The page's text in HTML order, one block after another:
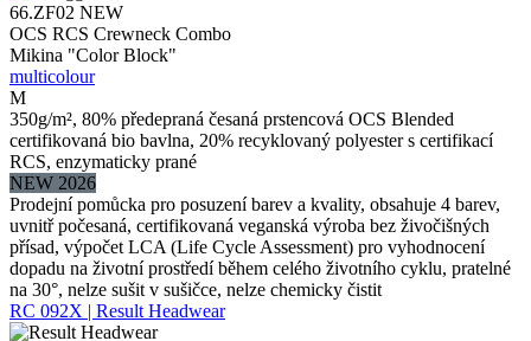
66.ZF02 NEW
OCS RCS Crewneck Combo
Mikina "Color Block"
multicolour
M
350g/m², 80% předepraná česaná prstencová OCS Blended
certifikovaná bio bavlna, 20% recyklovaný polyester s certifikací
RCS, enzymaticky prané
NEW 2026
Prodejní pomůcka pro posuzení barev a kvality, obsahuje 4 barev,
uvnitř počesaná, certifikovaná veganská výroba bez živočišných
přísad, výpočet LCA (Life Cycle Assessment) pro vyhodnocení
dopadu na životní prostředí během celého životního cyklu, pratelné
na 30°, nelze sušit v sušičce, nelze chemicky čistit
RC 092X | Result Headwear